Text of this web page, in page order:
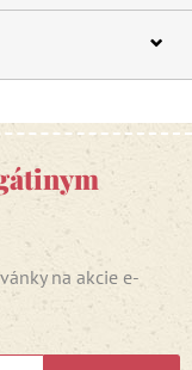
na akcie e-